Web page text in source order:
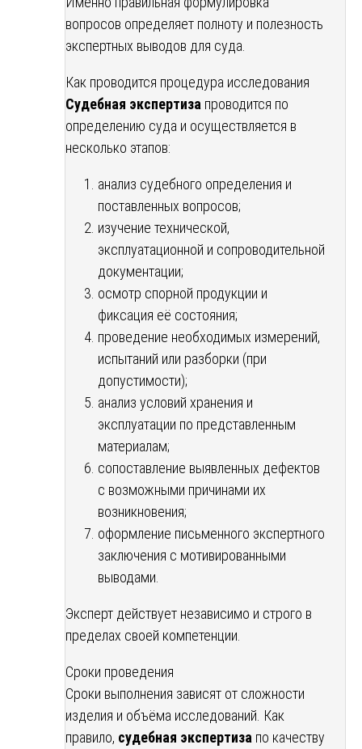
вопросов определяет полноту и полезность
экспертных выводов для суда.
Как проводится процедура исследования
Судебная экспертиза проводится по
определению суда и осуществляется в
несколько этапов:
анализ судебного определения и
поставленных вопросов;
изучение технической,
эксплуатационной и сопроводительной
документации;
осмотр спорной продукции и
фиксация её состояния;
проведение необходимых измерений,
испытаний или разборки (при
допустимости);
анализ условий хранения и
эксплуатации по представленным
материалам;
сопоставление выявленных дефектов
с возможными причинами их
возникновения;
оформление письменного экспертного
заключения с мотивированными
выводами.
Эксперт действует независимо и строго в
пределах своей компетенции.
Сроки проведения
Сроки выполнения зависят от сложности
изделия и объёма исследований. Как
правило, судебная экспертиза по качеству